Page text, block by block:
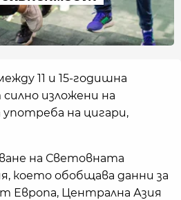
11 и 15-годишна
изложени на
на цигари,
на Световната
което обобщава данни за
Европа, Централна Азия